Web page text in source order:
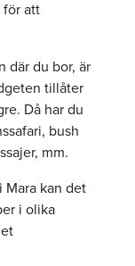
för att
där du bor, är
tillåter
Då har du
bush
mm.
Mara kan det
i olika